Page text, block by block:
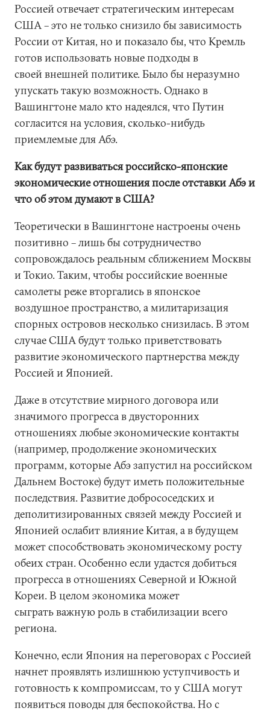
Россией отвечает стратегическим интересам
США – это не только снизило бы зависимость
России от Китая, но и показало бы, что Кремль
готов использовать новые подходы в
своей внешней политике. Было бы неразумно
упускать такую возможность. Однако в
Вашингтоне мало кто надеялся, что Путин
согласится на условия, сколько-нибудь
приемлемые для Абэ.
Как будут развиваться российско-японские
экономические отношения после отставки Абэ и
что об этом думают в США?
Теоретически в Вашингтоне настроены очень
позитивно – лишь бы сотрудничество
сопровождалось реальным сближением Москвы
и Токио. Таким, чтобы российские военные
самолеты реже вторгались в японское
воздушное пространство, а милитаризация
спорных островов несколько снизилась. В этом
случае США будут только приветствовать
развитие экономического партнерства между
Россией и Японией.
Даже в отсутствие мирного договора или
значимого прогресса в двусторонних
отношениях любые экономические контакты
(например, продолжение экономических
программ, которые Абэ запустил на российском
Дальнем Востоке) будут иметь положительные
последствия. Развитие добрососедских и
деполитизированных связей между Россией и
Японией ослабит влияние Китая, а в будущем
может способствовать экономическому росту
обеих стран. Особенно если удастся добиться
прогресса в отношениях Северной и Южной
Кореи. В целом экономика может
сыграть важную роль в стабилизации всего
региона.
Конечно, если Япония на переговорах с Россией
начнет проявлять излишнюю уступчивость и
готовность к компромиссам, то у США могут
появиться поводы для беспокойства. Но с